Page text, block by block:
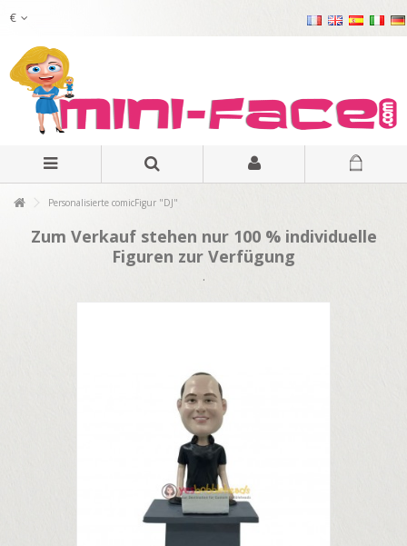
€
Personalisierte comicFigur "DJ"
Zum Verkauf stehen nur 100 % individuelle
Figuren zur Verfügung
.